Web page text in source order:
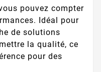
pouvez compter
Idéal pour
de solutions
la qualité, ce
pour des